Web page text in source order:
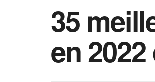
35
en